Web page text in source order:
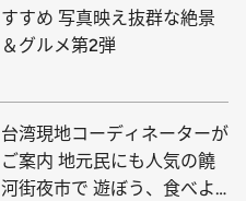
すすめ 写真映え抜群な絶景
＆グルメ第2弾
台湾現地コーディネーターが
ご案内 地元民にも人気の饒
河街夜市で 遊ぼう、食べよ